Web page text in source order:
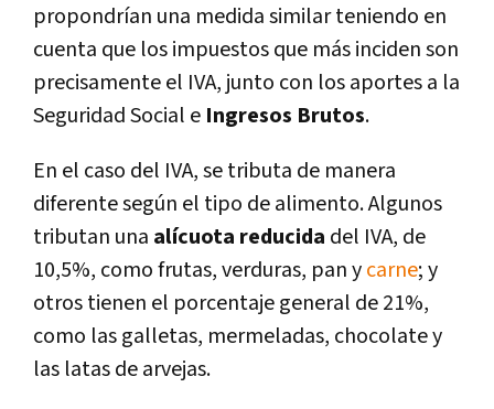
propondrían una medida similar teniendo en
cuenta que los impuestos que más inciden son
precisamente el IVA, junto con los aportes a la
Seguridad Social e Ingresos Brutos.
En el caso del IVA, se tributa de manera
diferente según el tipo de alimento. Algunos
tributan una alícuota reducida del IVA, de
10,5%, como frutas, verduras, pan ycarne; y
otros tienen el porcentaje general de 21%,
como las galletas, mermeladas, chocolate y
las latas de arvejas.